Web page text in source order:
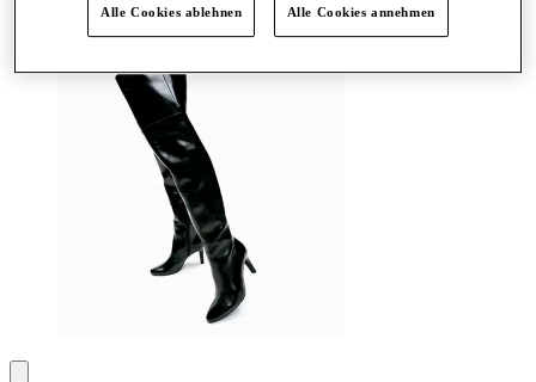
MehrAlle Cookies ablehnen Alle Cookies annehmen